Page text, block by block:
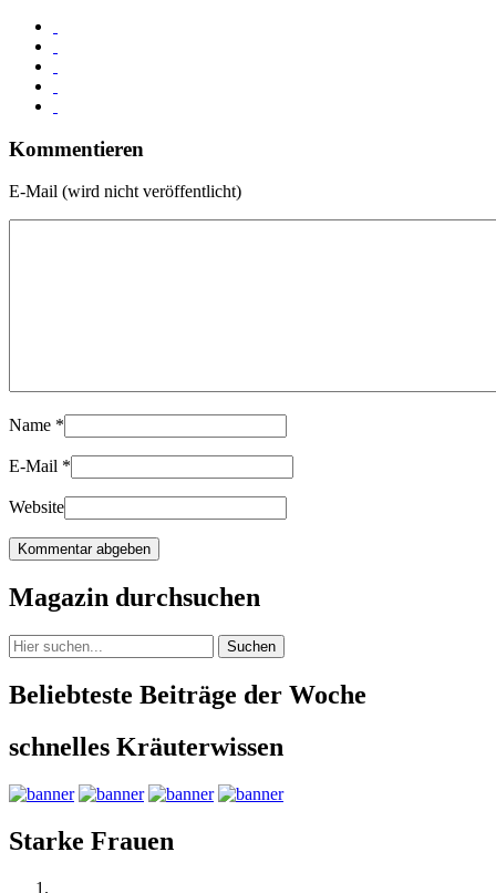
Kommentieren
E-Mail (wird nicht veröffentlicht)
Name *
E-Mail *
Website
Magazin durchsuchen
Suchen
Beliebteste Beiträge der Woche
schnelles Kräuterwissen
Starke Frauen